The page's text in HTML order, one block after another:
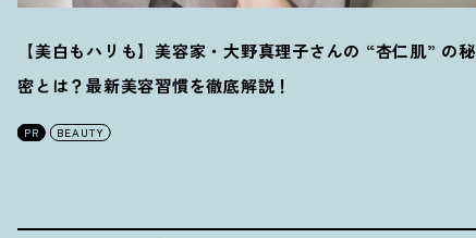
【美白もハリも】美容家・大野真理子さんの “杏仁肌” の秘
密とは？最新美容習慣を徹底解説 ！
PR BEAUTY